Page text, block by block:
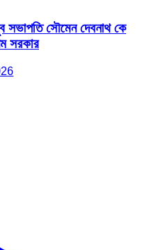
সভাপতি সৌমেন দেবনাথ কে
সরকার